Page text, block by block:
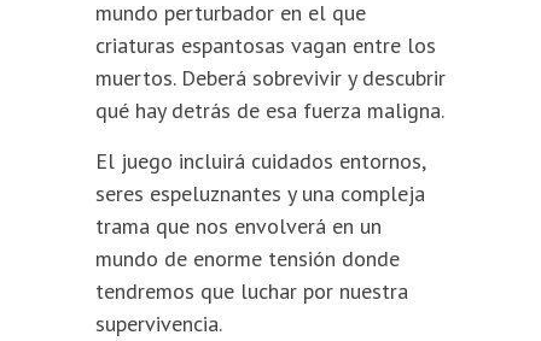
mundo perturbador en el que
criaturas espantosas vagan entre los
muertos. Deberá sobrevivir y descubrir
qué hay detrás de esa fuerza maligna.
El juego incluirá cuidados entornos,
seres espeluznantes y una compleja
trama que nos envolverá en un
mundo de enorme tensión donde
tendremos que luchar por nuestra
supervivencia.